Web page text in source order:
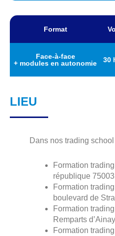
Format
Face-à-face
+ modules en autonomie
30
LIEU
Dans nos trading school
Formation
république
Formation
boulevard de
Formation
Remparts
Formation